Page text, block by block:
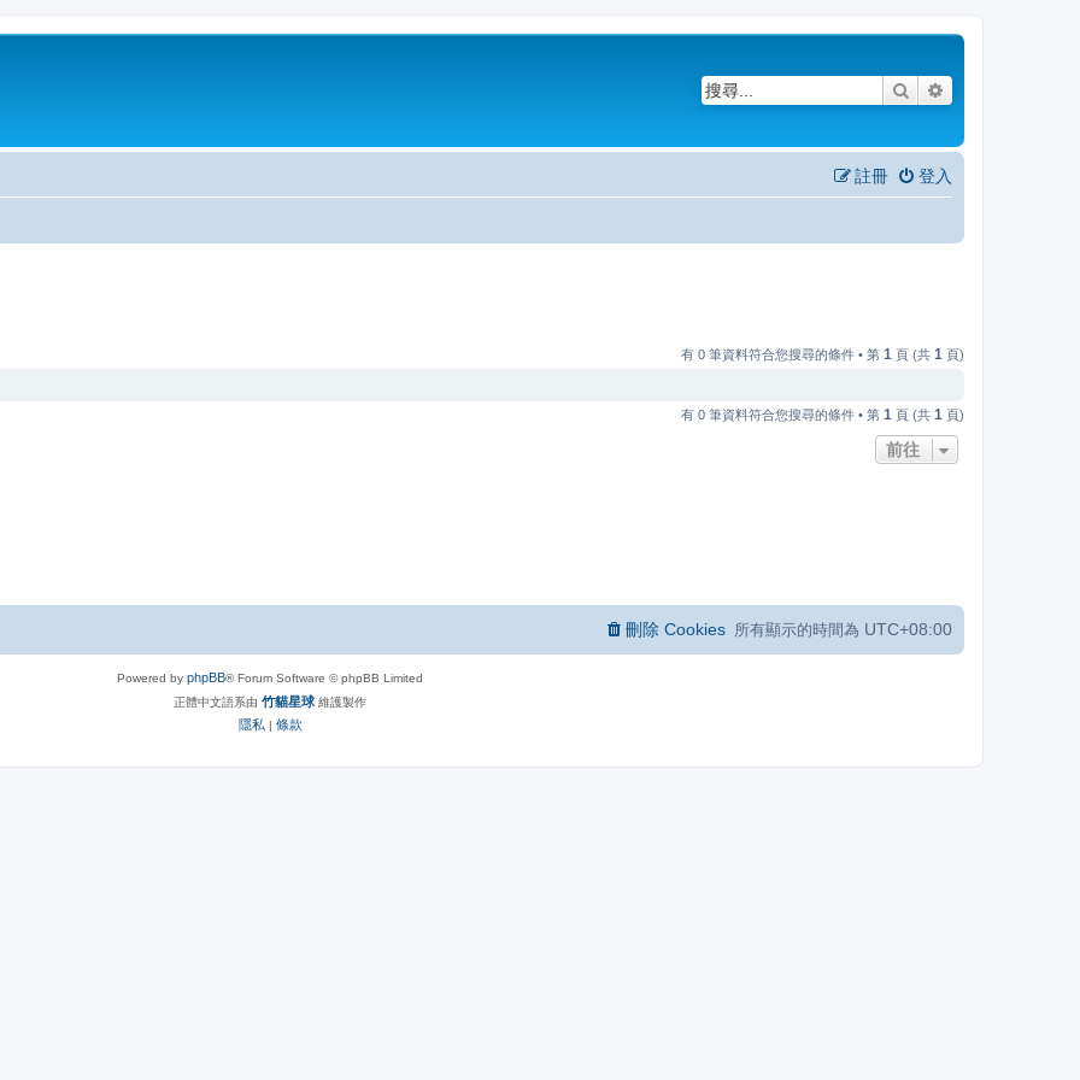
搜尋
登入
註冊
有 0 筆資料符合您搜尋的條件 • 第 1 頁 (共 1 頁)
有 0 筆資料符合您搜尋的條件 • 第 1 頁 (共 1 頁)
前往
所有顯示的時間為 UTC+08:00
刪除 Cookies
Powered by phpBB® Forum Software © phpBB Limited
正體中文語系由 竹貓星球 維護製作
隱私 | 條款